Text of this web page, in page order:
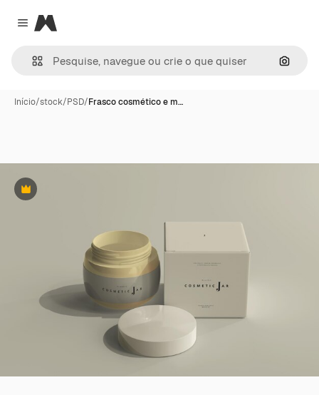
Close menu
Magnific
Início/stock/PSD/Frasco cosmético e m…
Premium